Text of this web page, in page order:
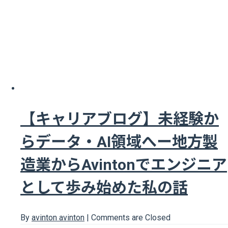
【キャリアブログ】未経験か
らデータ・AI領域へー地方製
造業からAvintonでエンジニア
として歩み始めた私の話
By avinton avinton | Comments are Closed